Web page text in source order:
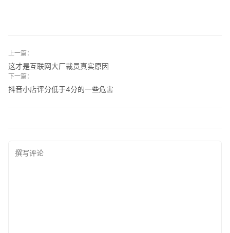
上一篇：
这才是互联网大厂裁员真实原因
下一篇：
抖音小店评分低于4分的一些危害